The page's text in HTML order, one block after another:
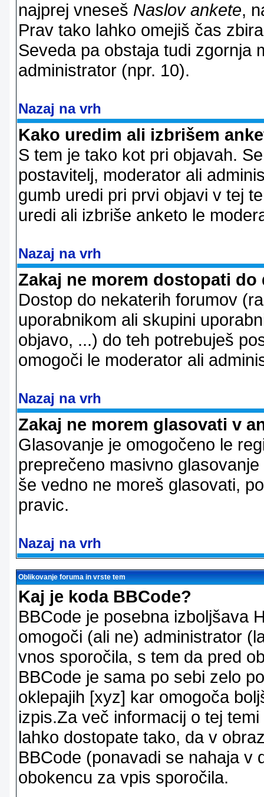
najprej vneseš Naslov ankete,
Prav tako lahko omejiš čas
Seveda pa obstaja tudi zgornja
administrator (npr. 10).
Nazaj na vrh
Kako uredim ali izbrišem
S tem je tako kot pri objavah.
postavitelj, moderator ali
gumb uredi pri prvi objavi v tej
uredi ali izbriše anketo le
Nazaj na vrh
Zakaj ne morem dostopati
Dostop do nekaterih forumov
uporabnikom ali skupini
objavo, ...) do teh potrebuješ
omogoči le moderator ali
Nazaj na vrh
Zakaj ne morem glasovati v
Glasovanje je omogočeno le
preprečeno masivno
še vedno ne moreš glasovati,
pravic.
Nazaj na vrh
Oblikovanje foruma in vrste tem
Kaj je koda BBCode?
BBCode je posebna izboljšava
omogoči (ali ne) administrator
vnos sporočila, s tem da pred
BBCode je sama po sebi zelo
oklepajih [xyz] kar omogoča
izpis.Za več informacij o tej
lahko dostopate tako, da v
BBCode (ponavadi se nahaja v
obokencu za vpis sporočila.